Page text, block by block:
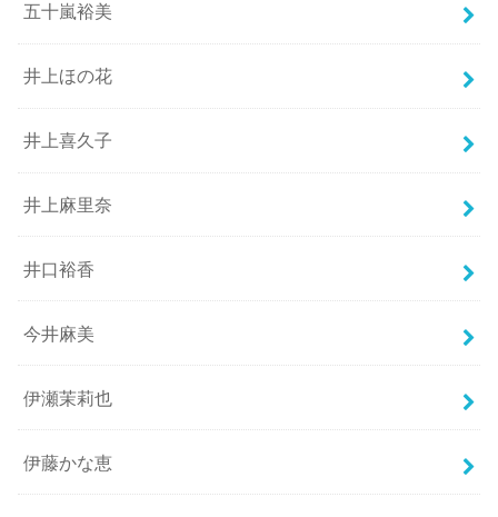
五十嵐裕美
井上ほの花
井上喜久子
井上麻里奈
井口裕香
今井麻美
伊瀬茉莉也
伊藤かな恵